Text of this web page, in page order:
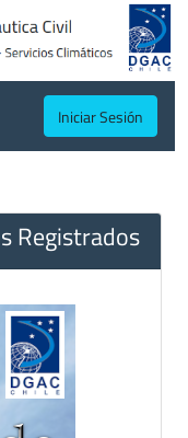
Iniciar Sesión
Registrados